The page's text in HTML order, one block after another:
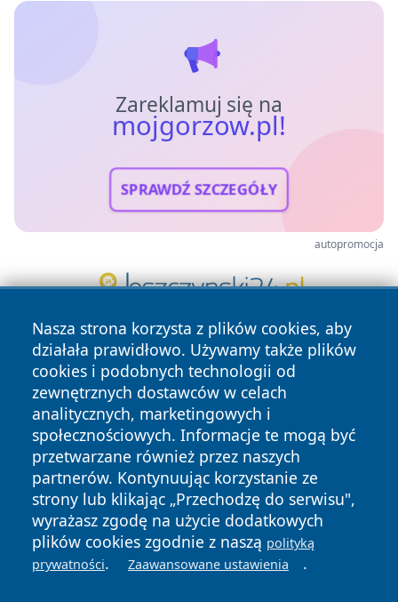
Zareklamuj się na
mojgorzow.pl!
SPRAWDŹ SZCZEGÓŁY
autopromocja
Nasza strona korzysta z plików cookies, aby
działała prawidłowo. Używamy także plików
cookies i podobnych technologii od
zewnętrznych dostawców w celach
analitycznych, marketingowych i
społecznościowych. Informacje te mogą być
przetwarzane również przez naszych
partnerów. Kontynuując korzystanie ze
strony lub klikając „Przechodzę do serwisu",
wyrażasz zgodę na użycie dodatkowych
plików cookies zgodnie z naszą polityką
prywatności. Zaawansowane ustawienia .
Copyright © 2026 mojgorzow.pl Wszystkie prawa zastrzeżone.
News Autorzy
Polityka
Prywatności
Polityka
Cookies